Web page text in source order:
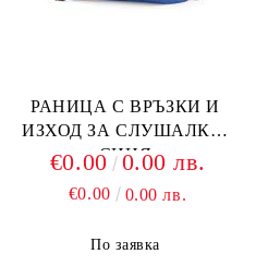
РАНИЦА С ВРЪЗКИ И
ИЗХОД ЗА СЛУШАЛКИ,
СИНЯ
€0.00 0.00 лв.
€0.00 0.00 лв.
По заявка